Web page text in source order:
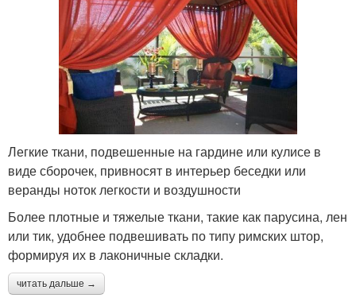
Легкие ткани, подвешенные на гардине или кулисе в
виде сборочек, привносят в интерьер беседки или
веранды ноток легкости и воздушности
Более плотные и тяжелые ткани, такие как парусина, лен
или тик, удобнее подвешивать по типу римских штор,
формируя их в лаконичные складки.
читать дальше →